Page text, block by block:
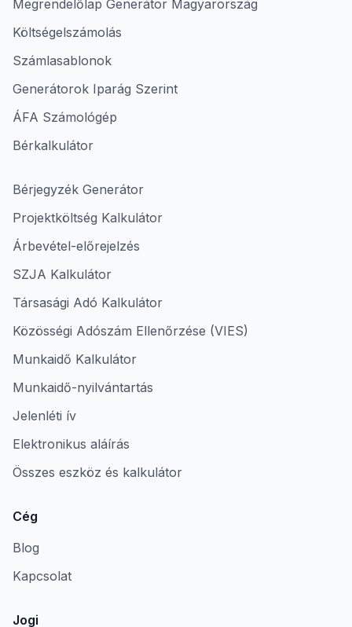
Megrendelőlap Generátor Magyarország
Költségelszámolás
Számlasablonok
Generátorok Iparág Szerint
ÁFA Számológép
Bérkalkulátor
Bérjegyzék Generátor
Projektköltség Kalkulátor
Árbevétel-előrejelzés
SZJA Kalkulátor
Társasági Adó Kalkulátor
Közösségi Adószám Ellenőrzése (VIES)
Munkaidő Kalkulátor
Munkaidő-nyilvántartás
Jelenléti ív
Elektronikus aláírás
Összes eszköz és kalkulátor
Cég
Blog
Kapcsolat
Jogi